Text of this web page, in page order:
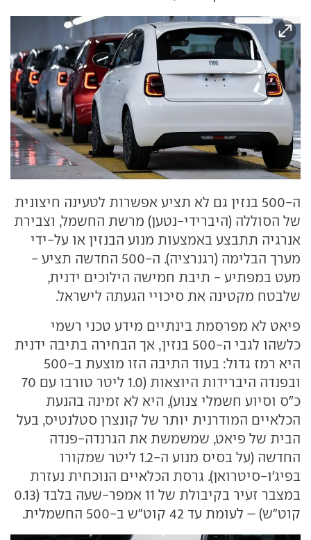
ה-500 בנזין גם לא תציע אפשרות לטעינה חיצונית
של הסוללה (היברידי-נטען) מרשת החשמל, וצבירת
אנרגיה תתבצע באמצעות מנוע הבנזין או על-ידי
מערך הבלימה (רגנרציה). ה-500 החדשה תציע -
מעט במפתיע - תיבת חמישה הילוכים ידנית,
שלבטח מקטינה את סיכויי הגעתה לישראל.
פיאט לא מפרסמת בינתיים מידע טכני רשמי
כלשהו לגבי ה-500 בנזין, אך הבחירה בתיבה ידנית
היא רמז גדול: בעוד התיבה הזו מוצעת ב-500
ובפנדה היברידות היוצאות (1.0 ליטר טורבו עם 70
כ"ס וסיוע חשמלי צנוע), היא לא זמינה בהנעת
הכלאיים המודרנית יותר של קונצרן סטלנטיס, בעל
הבית של פיאט, שמשמשת את הגרנדה-פנדה
החדשה (על בסיס מנוע ה-1.2 ליטר שמקורו
בפיג'ו-סיטרואן). גרסת הכלאיים הנוכחית נעזרת
במצבר זעיר בקיבולת של 11 אמפר-שעה בלבד (0.13
קוט"ש) – לעומת עד 42 קוט"ש ב-500 החשמלית.